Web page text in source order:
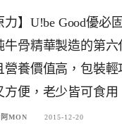
力】U!be Good優必
牛骨精華製造的第六
營養價值高，包裝輕
方便，老少皆可食用
阿MON 2015-12-20